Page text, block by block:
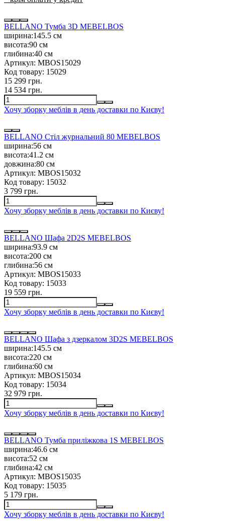
BELLANO Тумба 3D MEBELBOS
ширина:145.5 см
висота:90 см
глибина:40 см
Артикул: MBOS15029
Код товару: 15029
15 299 грн.
14 534 грн.
Хочу зборку меблів в день доставки по Києву!
BELLANO Стіл журнальний 80 MEBELBOS
ширина:56 см
висота:41.2 см
довжина:80 см
Артикул: MBOS15032
Код товару: 15032
3 799 грн.
Хочу зборку меблів в день доставки по Києву!
BELLANO Шафа 2D2S MEBELBOS
ширина:93.9 см
висота:200 см
глибина:56 см
Артикул: MBOS15033
Код товару: 15033
19 559 грн.
Хочу зборку меблів в день доставки по Києву!
BELLANO Шафа з дзеркалом 3D2S MEBELBOS
ширина:145.5 см
висота:220 см
глибина:60 см
Артикул: MBOS15034
Код товару: 15034
32 979 грн.
Хочу зборку меблів в день доставки по Києву!
BELLANO Тумба приліжкова 1S MEBELBOS
ширина:46.6 см
висота:52 см
глибина:42 см
Артикул: MBOS15035
Код товару: 15035
5 179 грн.
Хочу зборку меблів в день доставки по Києву!